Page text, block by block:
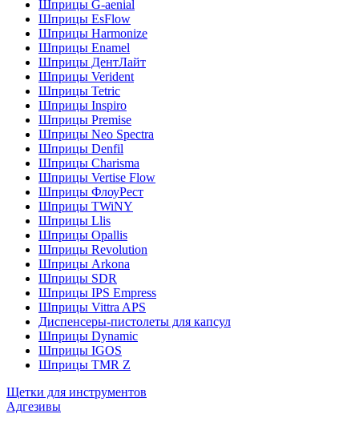
Шприцы G-aenial
Шприцы EsFlow
Шприцы Harmonize
Шприцы Enamel
Шприцы ДентЛайт
Шприцы Verident
Шприцы Tetric
Шприцы Inspiro
Шприцы Premise
Шприцы Neo Spectra
Шприцы Denfil
Шприцы Charisma
Шприцы Vertise Flow
Шприцы ФлоуРест
Шприцы TWiNY
Шприцы Llis
Шприцы Opallis
Шприцы Revolution
Шприцы Arkona
Шприцы SDR
Шприцы IPS Empress
Шприцы Vittra APS
Диспенсеры-пистолеты для капсул
Шприцы Dynamic
Шприцы IGOS
Шприцы TMR Z
Щетки для инструментов
Адгезивы